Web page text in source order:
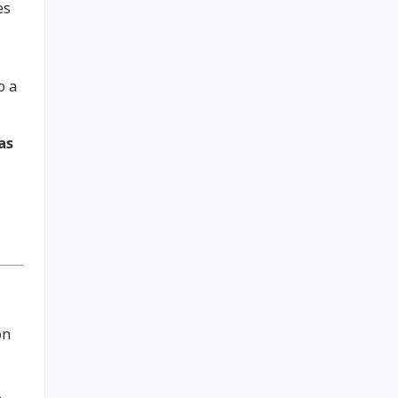
a